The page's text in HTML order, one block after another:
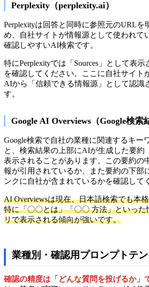
Perplexity（perplexity.ai）
Perplexityは回答と同時に参照元のURLを
め、自社サイトが情報源として使われて
確認しやすいAI検索です。
特にPerplexityでは「Sources」として表
を確認してください。ここに自社サイト
AIから「信頼できる情報源」として認識
す。
Google AI Overviews（Google検索
Google検索で自社の業種に関連するキー
と、検索結果の上部にAIが生成した要約
表示されることがあります。この要約の
報が引用されているか、また要約の下部
ンクに自社が含まれているかを確認して
AI Overviewsは現在、日本語検索でも本
特に「〇〇とは」「〇〇 方法」といった
リで表示される傾向が強いです。
業種別・確認用プロンプトテ
確認の精度は「どんな質問を投げるか」